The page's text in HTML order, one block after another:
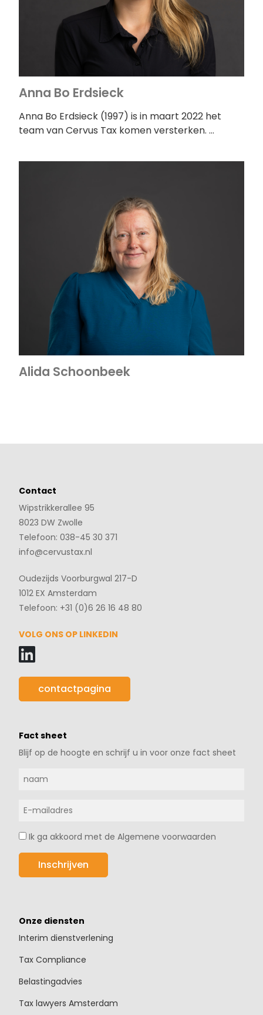
Anna Bo Erdsieck
Anna Bo Erdsieck (1997) is in maart 2022 het
team van Cervus Tax komen versterken. …
Alida Schoonbeek
Contact
Wipstrikkerallee 95
8023 DW Zwolle
Telefoon: 038-45 30 371
info@cervustax.nl
Oudezijds Voorburgwal 217-D
1012 EX Amsterdam
Telefoon: +31 (0)6 26 16 48 80
VOLG ONS OP LINKEDIN
contactpagina
Fact sheet
Blijf op de hoogte en schrijf u in voor onze fact sheet
Ik ga akkoord met de Algemene voorwaarden
Onze diensten
Interim dienstverlening
Tax Compliance
Belastingadvies
Tax lawyers Amsterdam